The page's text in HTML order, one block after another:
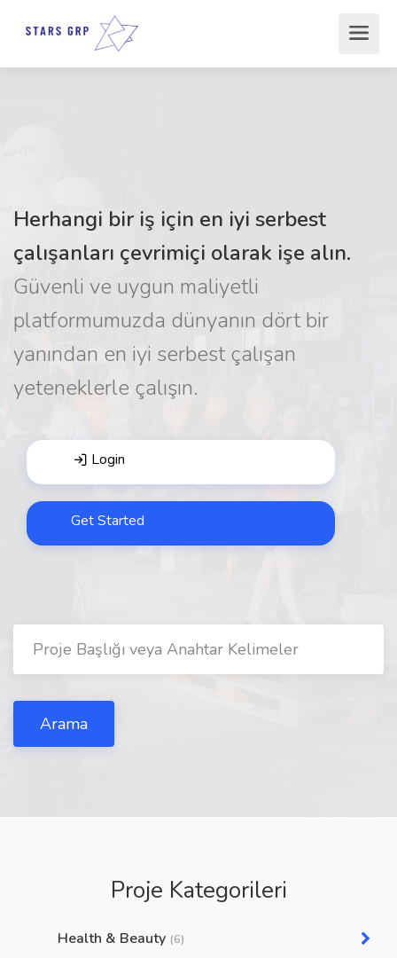
Herhangi bir iş için en iyi serbest
çalışanları çevrimiçi olarak işe alın.
Güvenli ve uygun maliyetli
platformumuzda dünyanın dört bir
yanından en iyi serbest çalışan
yeteneklerle çalışın.
Login
Get Started
Arama
Proje Kategorileri
Health & Beauty (6)